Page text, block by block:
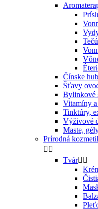
Čínske
Šťavy
Bylinkové
Vitamíny
Tinktúry,
Výživové
Maste,
Prírodná
 
Tvár 